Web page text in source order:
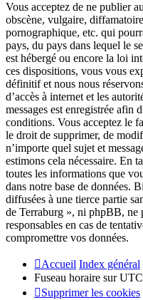
Vous acceptez de ne publier
obscène, vulgaire,
pornographique, etc. qui
pays, du pays dans lequel le
est hébergé ou encore la loi
ces dispositions, vous vous
définitif et nous nous
d’accès à internet et les
messages est enregistrée afin
conditions. Vous acceptez le
le droit de supprimer, de
n’importe quel sujet et
estimons cela nécessaire. En
toutes les informations que
dans notre base de données.
diffusées à une tierce partie
de Terraburg », ni phpBB, ne
responsables en cas de
compromettre vos données.
Accueil Index général
Fuseau horaire sur
Supprimer les cookies